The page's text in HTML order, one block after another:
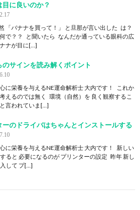
目に良いのか？
「バナナを買って！」 と旦那が言い出した は？
で？？ と聞いたら なんだか通っている眼科の広
ナが目に[…]
のサインを読み解くポイント
に栄養を与えるNE運命解析士 大内です！ これか
えるのでは無く 環境（自然）を 良く観察するこ
言われていま[…]
ーのドライバはちゃんとインストールする
に栄養を与えるNE運命解析士 大内です！ 新しい
ると 必要になるのが プリンターの設定 昨年 新し
して プ[…]